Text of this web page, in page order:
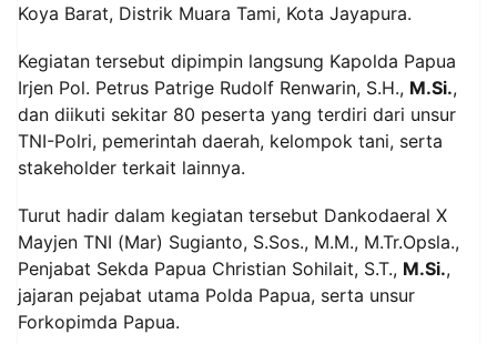
Koya Barat, Distrik Muara Tami, Kota Jayapura.
Kegiatan tersebut dipimpin langsung Kapolda Papua
Irjen Pol. Petrus Patrige Rudolf Renwarin, S.H., M.Si.,
dan diikuti sekitar 80 peserta yang terdiri dari unsur
TNI-Polri, pemerintah daerah, kelompok tani, serta
stakeholder terkait lainnya.
Turut hadir dalam kegiatan tersebut Dankodaeral X
Mayjen TNI (Mar) Sugianto, S.Sos., M.M., M.Tr.Opsla.,
Penjabat Sekda Papua Christian Sohilait, S.T., M.Si.,
jajaran pejabat utama Polda Papua, serta unsur
Forkopimda Papua.